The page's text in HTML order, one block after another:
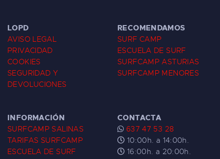
LOPD
AVISO LEGAL
PRIVACIDAD
COOKIES
SEGURIDAD Y
DEVOLUCIONES
RECOMENDAMOS
SURF CAMP
ESCUELA DE SURF
SURFCAMP ASTURIAS
SURFCAMP MENORES
INFORMACIÓN
SURFCAMP SALINAS
TARIFAS SURFCAMP
ESCUELA DE SURF
CONTACTA
637 47 53 28
10:00h. a 14:00h.
16:00h. a 20:00h.